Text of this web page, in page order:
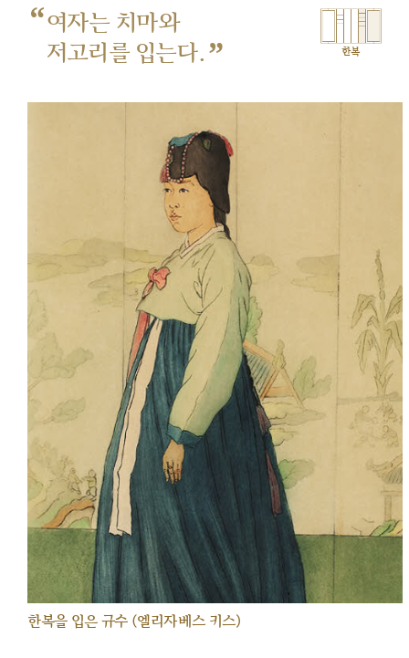
“여자는 치마와
저고리를 입는다. ” 한복
한복을 입은 규수 (엘리자베스 키스)